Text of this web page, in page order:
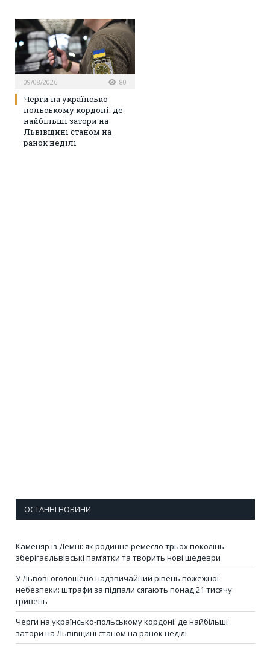
09/08/2026 80
Черги на українсько-
польському кордоні: де
найбільші затори на
Львівщині станом на
ранок неділі
ОСТАННІ НОВИНИ
Каменяр із Демні: як родинне ремесло трьох поколінь
зберігає львівські пам’ятки та творить нові шедеври
У Львові оголошено надзвичайний рівень пожежної
небезпеки: штрафи за підпали сягають понад 21 тисячу
гривень
Черги на українсько-польському кордоні: де найбільші
затори на Львівщині станом на ранок неділі